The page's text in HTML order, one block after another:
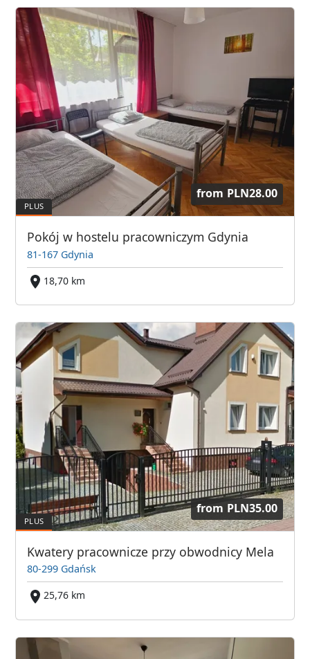
from PLN28.00
Pokój w hostelu pracowniczym Gdynia
81-167 Gdynia
18,70 km
from PLN35.00
Kwatery pracownicze przy obwodnicy Mela
80-299 Gdańsk
25,76 km